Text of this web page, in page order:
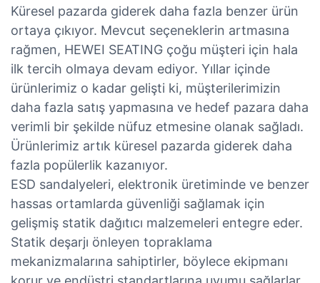
Küresel pazarda giderek daha fazla benzer ürün
ortaya çıkıyor. Mevcut seçeneklerin artmasına
rağmen, HEWEI SEATING çoğu müşteri için hala
ilk tercih olmaya devam ediyor. Yıllar içinde
ürünlerimiz o kadar gelişti ki, müşterilerimizin
daha fazla satış yapmasına ve hedef pazara daha
verimli bir şekilde nüfuz etmesine olanak sağladı.
Ürünlerimiz artık küresel pazarda giderek daha
fazla popülerlik kazanıyor.
ESD sandalyeleri, elektronik üretiminde ve benzer
hassas ortamlarda güvenliği sağlamak için
gelişmiş statik dağıtıcı malzemeleri entegre eder.
Statik deşarjı önleyen topraklama
mekanizmalarına sahiptirler, böylece ekipmanı